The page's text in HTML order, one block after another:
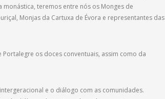
teremos entre nós os Monges de
Monjas da Cartuxa de Évora e representantes das
os doces conventuais, assim como da
e o diálogo com as comunidades.